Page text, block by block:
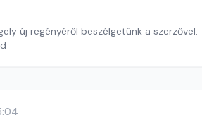
új regényéről beszélgetünk a szerzővel.